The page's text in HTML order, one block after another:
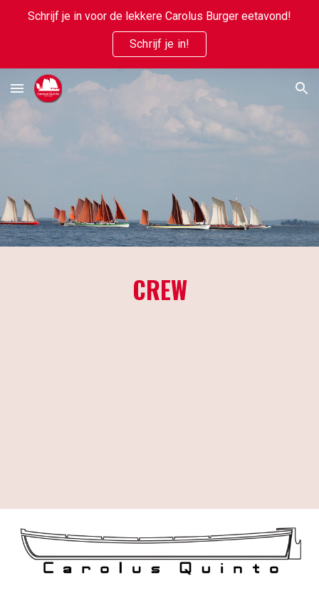
Skip to main content Skip to navigation
Schrijf je in voor de lekkere Carolus Burger eetavond!
Schrijf je in!
CREW